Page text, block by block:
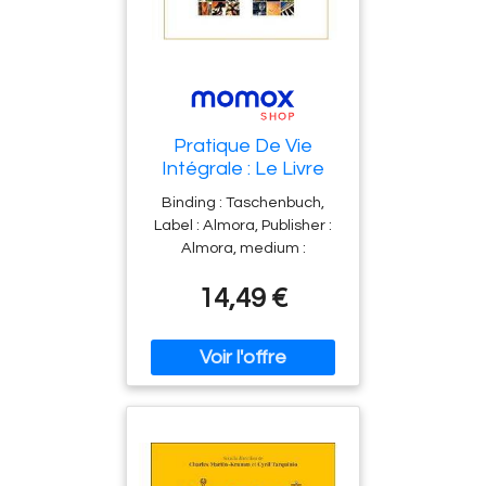
Pratique De Vie
Intégrale : Le Livre
Siècle Pour La Santé
Physique, L'Équilibre
Émotionnel, La Clarté
Spirituel
Binding : Taschenbuch,
Label : Almora, Publisher :
Almora, medium :
publicationDate : 2017-04-
Claire Dagher, languages :
french, ISBN : 235118324X
14,49 €